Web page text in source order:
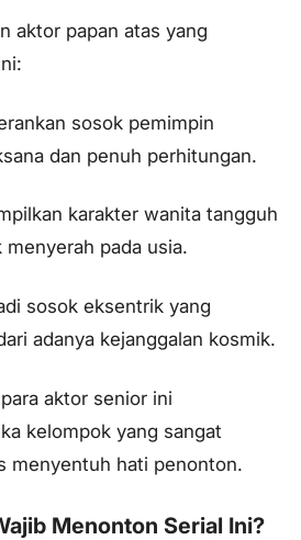
aktor papan atas yang
sosok pemimpin
dan penuh perhitungan.
karakter wanita tangguh
pada usia.
sosok eksentrik yang
adanya kejanggalan kosmik.
aktor senior ini
kelompok yang sangat
menyentuh hati penonton.
Menonton Serial Ini?